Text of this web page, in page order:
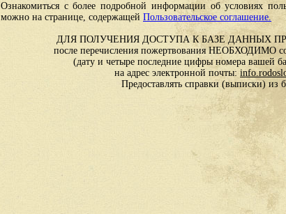
Ознакомиться с более подробной информации об условиях
можно на странице, содержащей Пользовательское соглашение.
ДЛЯ ПОЛУЧЕНИЯ ДОСТУПА К БАЗЕ ДАННЫХ
после перечисления пожертвования НЕОБХОДИМО
(дату и четыре последние цифры номера вашей
на адрес электронной почты:
Предоставлять справки (выписки)